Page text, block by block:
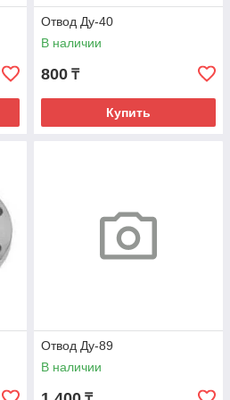
Отвод Ду-40
В наличии
800 ₸
Купить
Отвод Ду-89
В наличии